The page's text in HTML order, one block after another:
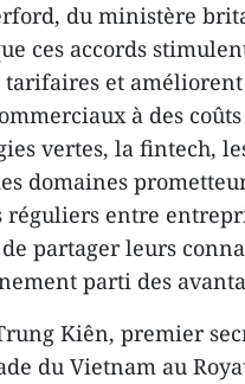
du ministère
ces accords
tarifaires et
à des
vertes, la fintech,
domaines
réguliers entre
partager leurs
parti des
Kiên, premier
du Vietnam au